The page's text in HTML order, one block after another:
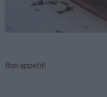
Bon appetit!